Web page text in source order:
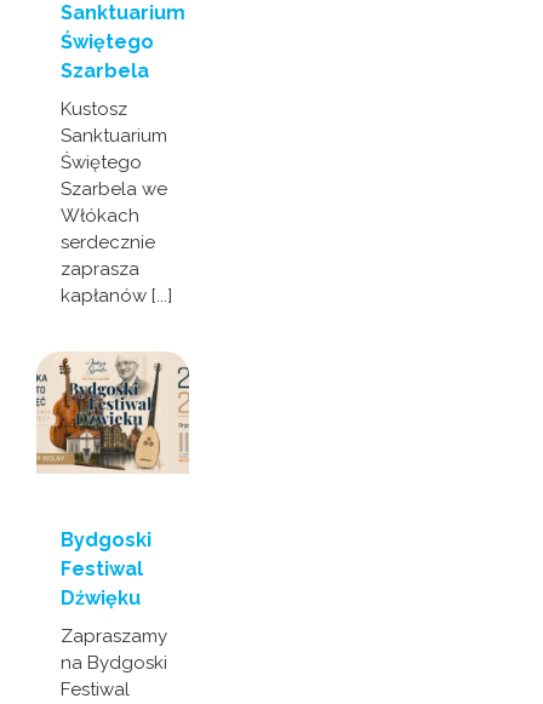
Sanktuarium
Świętego
Szarbela
Kustosz
Sanktuarium
Świętego
Szarbela we
Włókach
serdecznie
zaprasza
kapłanów [...]
Bydgoski
Festiwal
Dźwięku
Zapraszamy
na Bydgoski
Festiwal